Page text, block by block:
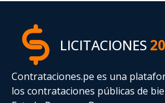
LICITACIONES
Contrataciones.pe es una
los contrataciones públicas de